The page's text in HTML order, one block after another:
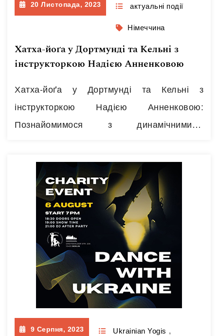
20 Листопада, 2023 актуальні події
Німеччина
Хатха-йоґа у Дортмунді та Кельні з
інструкторкою Надією Анненковою
Хатха-йоґа у Дортмунді та Кельні з
інструкторкою Надією Анненковою:
Познайомимося з динамічнимими
Дортмунді та Чандра Намаскар у Кельні
Дослідимо варіанти коректного виконання
асан з урахуванням індивідуальних
особливостей Познайомимося з нюансами,
важливими під час розминки Почнемо
опанування дихальних практик в хахтха-
йозі Розклад занять: Дортмунд, Feldstraße
27a — з 25 листопада по 16…Читати далі
9 Серпня, 2023 Ukrainian Yogis ,